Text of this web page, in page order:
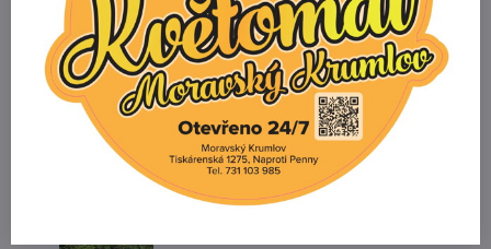
Zahradnictví Vedrovice